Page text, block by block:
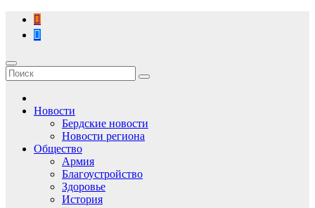
Перейти
содержимому
Новости
Бердские новости
Новости региона
Общество
Армия
Благоустройство
Здоровье
История